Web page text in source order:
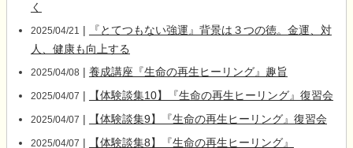
く
2025/04/21 |
『とてつもない強運』背景は３つの徳。金運、対
人、健康も向上する
2025/04/08 | 養成講座『生命の再生ヒーリング』趣旨
2025/04/07 | 【体験談集10】『生命の再生ヒーリング』復習会
2025/04/07 | 【体験談集9】『生命の再生ヒーリング』復習会
2025/04/07 | 【体験談集8】『生命の再生ヒーリング』